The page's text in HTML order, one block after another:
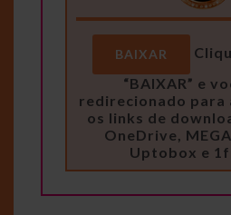
BAIXAR
“BAIXAR” e
redirecionado para
os links de
OneDrive,
Uptobox e